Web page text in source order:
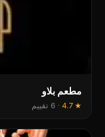
مطعم بلاو
★
4.7
· 6 تقييم